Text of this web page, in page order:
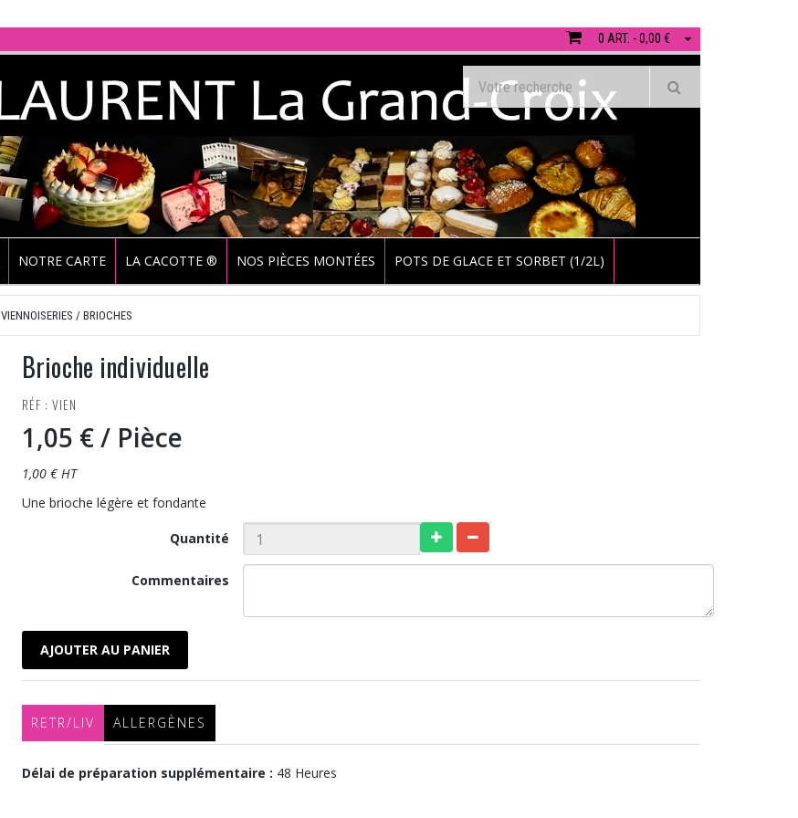
0 ART. - 0,00 €
NOTRE CARTE LA CACOTTE ® NOS PIÈCES MONTÉES POTS DE GLACE ET SORBET (1/2L)
VIENNOISERIES / BRIOCHES
Brioche individuelle
RÉF : VIEN
1,05 €/ Pièce
1,00 € HT
Une brioche légère et fondante
Quantité
Commentaires
AJOUTER AU PANIER
RETR/LIV ALLERGÈNES
Délai de préparation supplémentaire : 48 Heures